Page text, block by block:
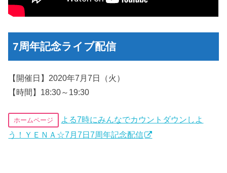
7周年記念ライブ配信
【開催日】2020年7月7日（火）
【時間】18:30～19:30
ホームページ
よる7時にみんなでカウントダウンしよ
う！ＹＥＮＡ☆7月7日7周年記念配信